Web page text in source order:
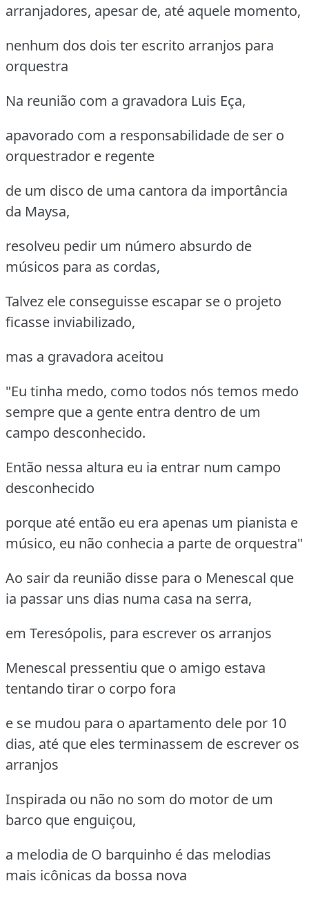
arranjadores, apesar de, até aquele momento,
nenhum dos dois ter escrito arranjos para
orquestra
Na reunião com a gravadora Luis Eça,
apavorado com a responsabilidade de ser o
orquestrador e regente
de um disco de uma cantora da importância
da Maysa,
resolveu pedir um número absurdo de
músicos para as cordas,
Talvez ele conseguisse escapar se o projeto
ficasse inviabilizado,
mas a gravadora aceitou
"Eu tinha medo, como todos nós temos medo
sempre que a gente entra dentro de um
campo desconhecido.
Então nessa altura eu ia entrar num campo
desconhecido
porque até então eu era apenas um pianista e
músico, eu não conhecia a parte de orquestra"
Ao sair da reunião disse para o Menescal que
ia passar uns dias numa casa na serra,
em Teresópolis, para escrever os arranjos
Menescal pressentiu que o amigo estava
tentando tirar o corpo fora
e se mudou para o apartamento dele por 10
dias, até que eles terminassem de escrever os
arranjos
Inspirada ou não no som do motor de um
barco que enguiçou,
a melodia de O barquinho é das melodias
mais icônicas da bossa nova